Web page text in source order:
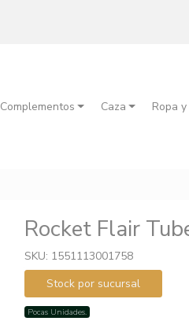
Complementos Caza Ropa
Rocket Flair
SKU: 1551113001758
Stock por sucursal
Pocas Unidades.